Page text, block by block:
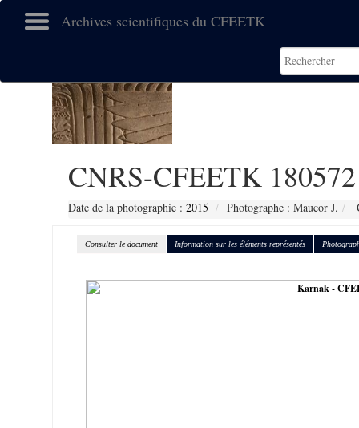
Archives scientifiques du CFEETK
CNRS-CFEETK 180572
Date de la photographie : 2015 Photographe : Maucor J.
Consulter le document Information sur les éléments représentés